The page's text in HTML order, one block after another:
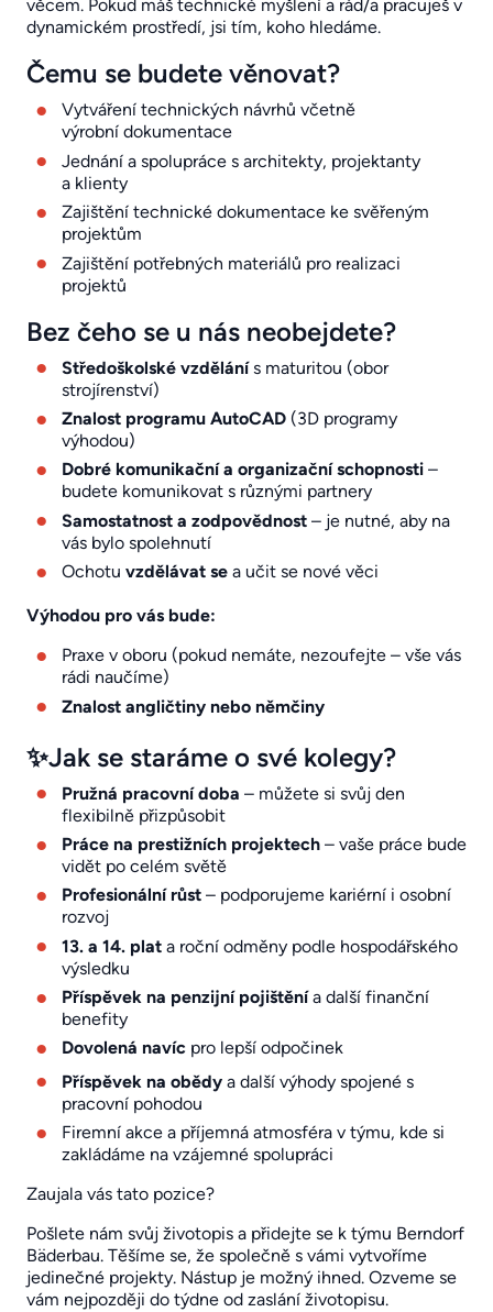
věcem. Pokud máš technické myšlení a rád/a pracuješ v
dynamickém prostředí, jsi tím, koho hledáme.
Čemu se budete věnovat?
Vytváření technických návrhů včetně
výrobní dokumentace
Jednání a spolupráce s architekty, projektanty
a klienty
Zajištění technické dokumentace ke svěřeným
projektům
Zajištění potřebných materiálů pro realizaci
projektů
Bez čeho se u nás neobejdete?
Středoškolské vzdělánís maturitou (obor
strojírenství)
Znalost programu AutoCAD (3D programy
výhodou)
Dobré komunikační a organizační schopnosti –
budete komunikovat s různými partnery
Samostatnost a zodpovědnost – je nutné, aby na
vás bylo spolehnutí
Ochotu vzdělávat se a učit se nové věci
Výhodou pro vás bude:
Praxe v oboru (pokud nemáte, nezoufejte – vše vás
rádi naučíme)
Znalost angličtiny nebo němčiny
✨Jak se staráme o své kolegy?
Pružná pracovní doba – můžete si svůj den
flexibilně přizpůsobit
Práce na prestižních projektech – vaše práce bude
vidět po celém světě
Profesionální růst – podporujeme kariérní i osobní
rozvoj
13. a 14. plat a roční odměny podle hospodářského
výsledku
Příspěvek na penzijní pojištěnía další finanční
benefity
Dovolená navíc pro lepší odpočinek
Příspěvek na obědy a další výhody spojené s
pracovní pohodou
Firemní akce a příjemná atmosféra v týmu, kde si
zakládáme na vzájemné spolupráci
Zaujala vás tato pozice?
Pošlete nám svůj životopis a přidejte se k týmu Berndorf
Bäderbau. Těšíme se, že společně s vámi vytvoříme
jedinečné projekty. Nástup je možný ihned. Ozveme se
vám nejpozději do týdne od zaslání životopisu.